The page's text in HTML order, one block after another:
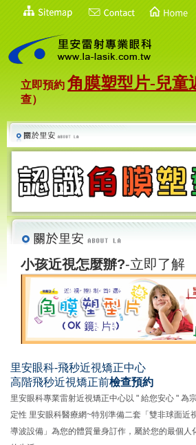
立即預約 角膜塑型片-兒童
查）
小孩近視怎麼辦?-立即了解
里安眼科-飛秒近視矯正中心
高階飛秒近視矯正前檢查預約
里安眼科專業雷射近視矯正中心以 " 給您安心 " 為
定性 里安眼科醫療網~特別準備二套「雙非球面近
導波設備」為您的體質量身訂作，屬於您的最個人